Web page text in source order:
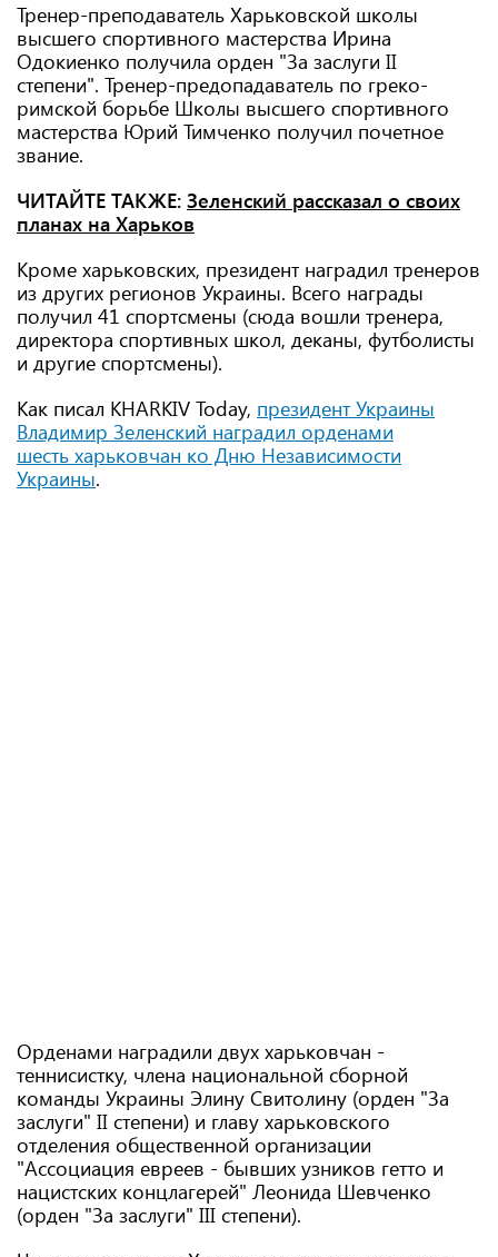
Тренер-преподаватель Харьковской школы
высшего спортивного мастерства Ирина
Одокиенко получила орден "За заслуги II
степени". Тренер-предопадаватель по греко-
римской борьбе Школы высшего спортивного
мастерства Юрий Тимченко получил почетное
звание.
ЧИТАЙТЕ ТАКЖЕ: Зеленский рассказал о своих
планах на Харьков
Кроме харьковских, президент наградил тренеров
из других регионов Украины. Всего награды
получил 41 спортсмены (сюда вошли тренера,
директора спортивных школ, деканы, футболисты
и другие спортсмены).
Как писал KHARKIV Today, президент Украины
Владимир Зеленский наградил орденами
шесть харьковчан ко Дню Независимости
Украины.
Орденами наградили двух харьковчан -
теннисистку, члена национальной сборной
команды Украины Элину Свитолину (орден "За
заслуги" ІІ степени) и главу харьковского
отделения общественной организации
"Ассоциация евреев - бывших узников гетто и
нацистских концлагерей" Леонида Шевченко
(орден "За заслуги" III степени).